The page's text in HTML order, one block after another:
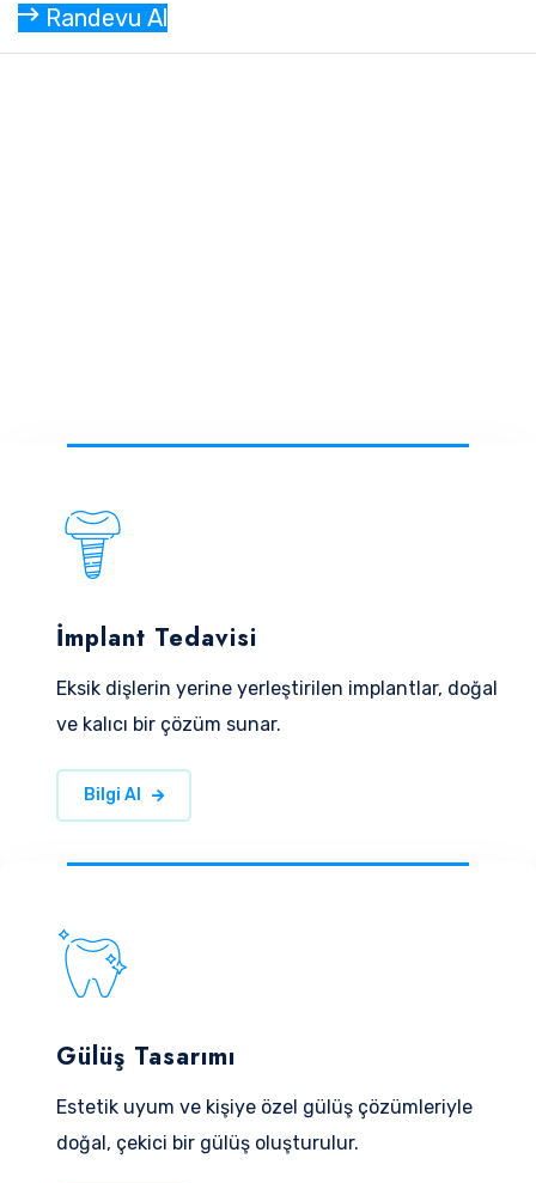
Randevu Al
İmplant Tedavisi
Eksik dişlerin yerine yerleştirilen implantlar, doğal
ve kalıcı bir çözüm sunar.
Bilgi Al
Gülüş Tasarımı
Estetik uyum ve kişiye özel gülüş çözümleriyle
doğal, çekici bir gülüş oluşturulur.